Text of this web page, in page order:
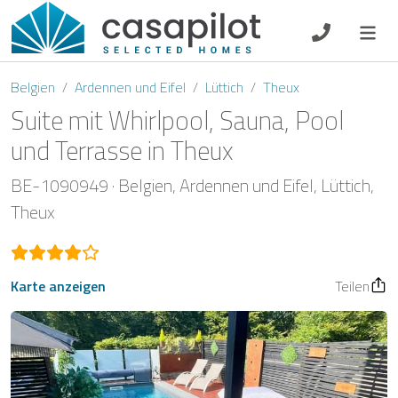
DE EN ES FR
Frühstück
Gutscheine
Eigentümer Log-In
Belgien Ardennen und Eifel Lüttich Theux
Suite mit Whirlpool, Sauna, Pool
und Terrasse in Theux
BE-1090949 Belgien Ardennen und Eifel Lüttich
Theux
Karte anzeigen Teilen